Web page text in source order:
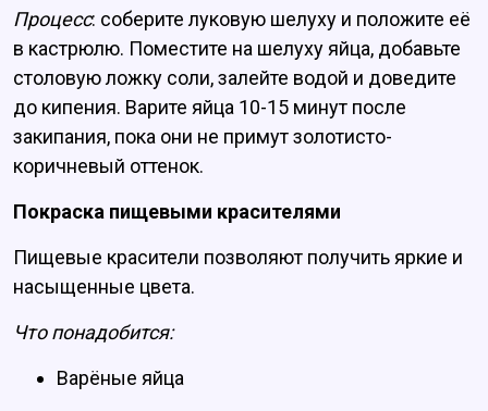
Процесс: соберите луковую шелуху и положите её
в кастрюлю. Поместите на шелуху яйца, добавьте
столовую ложку соли, залейте водой и доведите
до кипения. Варите яйца 10-15 минут после
закипания, пока они не примут золотисто-
коричневый оттенок.
Покраска пищевыми красителями
Пищевые красители позволяют получить яркие и
насыщенные цвета.
Что понадобится:
Варёные яйца